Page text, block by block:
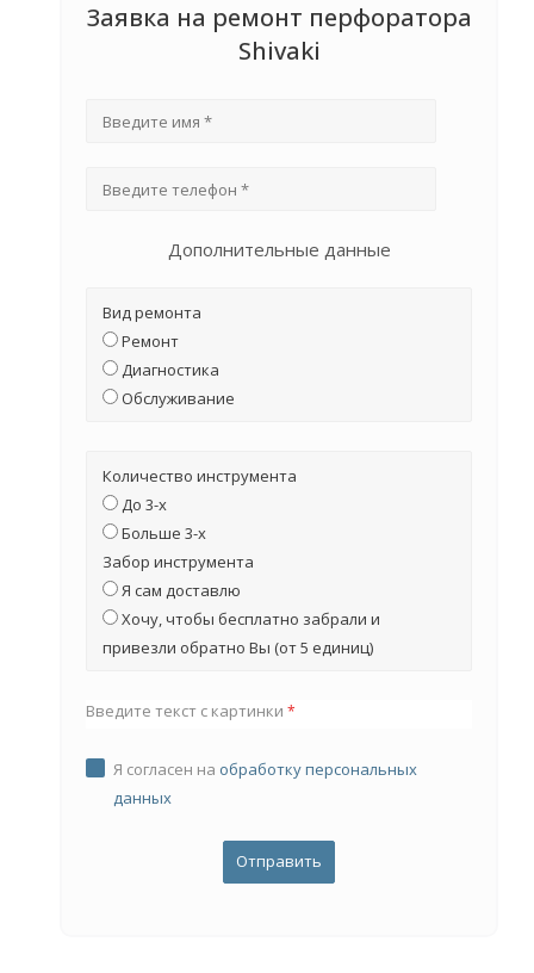
Заявка на ремонт перфоратора
Shivaki
Дополнительные данные
Вид ремонта
Ремонт
Диагностика
Обслуживание
Количество инструмента
До 3-х
Больше 3-х
Забор инструмента
Я сам доставлю
Хочу, чтобы бесплатно забрали и
привезли обратно Вы (от 5 единиц)
Введите текст с картинки *
Я согласен на обработку персональных
данных